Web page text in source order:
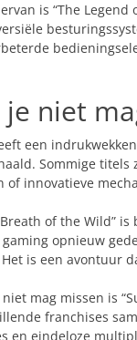
is “The
niet
een
Sommige
of innovatieve
of the Wild”
opnieuw
is een avontuur
mag missen is
franchises
en eindeloze